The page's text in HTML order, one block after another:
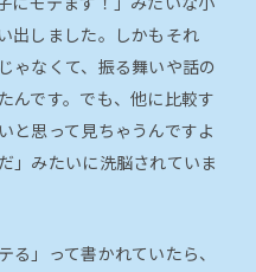
出しました。しかもそれ
ゃなくて、振る舞いや話の
んです。でも、他に比較す
と思って見ちゃうんですよ
」みたいに洗脳されていま
」って書かれていたら、